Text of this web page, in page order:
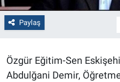
Paylaş
Özgür Eğitim-Sen
Abdulğani Demir,
Gezi
Çevre